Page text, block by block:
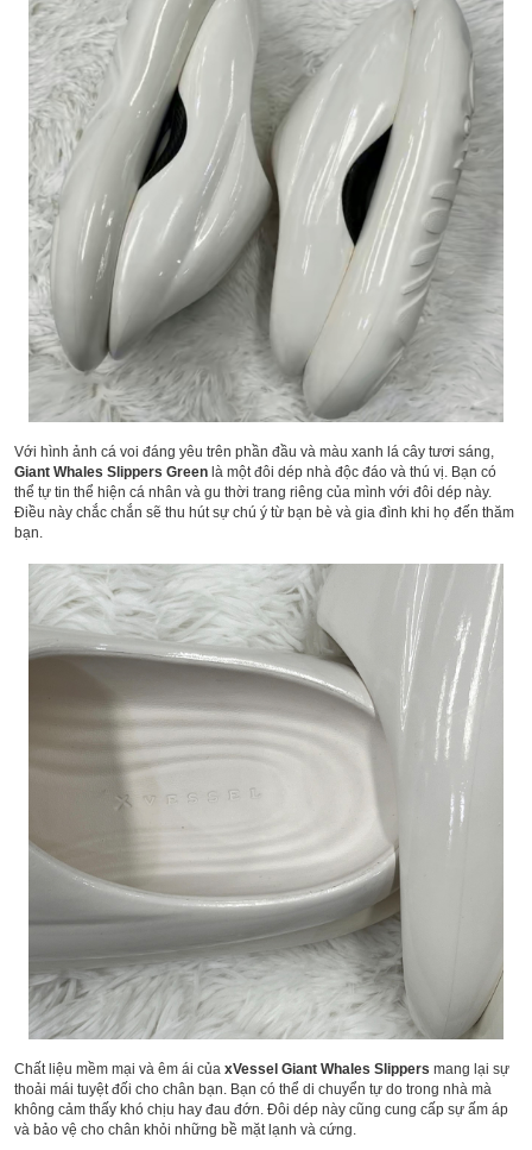
Với hình ảnh cá voi đáng yêu trên phần đầu và màu xanh lá cây tươi sáng,
Giant Whales Slippers Green là một đôi dép nhà độc đáo và thú vị. Bạn có
thể tự tin thể hiện cá nhân và gu thời trang riêng của mình với đôi dép này.
Điều này chắc chắn sẽ thu hút sự chú ý từ bạn bè và gia đình khi họ đến thăm
bạn.
Chất liệu mềm mại và êm ái của xVessel Giant Whales Slippers mang lại sự
thoải mái tuyệt đối cho chân bạn. Bạn có thể di chuyển tự do trong nhà mà
không cảm thấy khó chịu hay đau đớn. Đôi dép này cũng cung cấp sự ấm áp
và bảo vệ cho chân khỏi những bề mặt lạnh và cứng.